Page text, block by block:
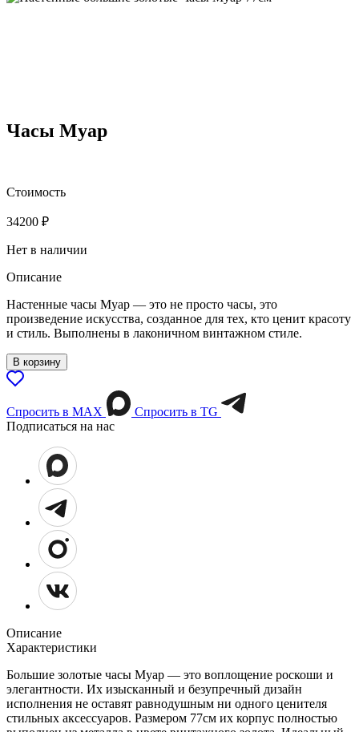
Часы Муар
Стоимость
34200 ₽
Нет в наличии
Описание
Настенные часы Муар — это не просто часы, это
произведение искусства, созданное для тех, кто ценит красоту
и стиль. Выполнены в лаконичном винтажном стиле.
В корзину
Спросить в МАХ
Спросить в TG
Подписаться на нас
Описание
Характеристики
Большие золотые часы Муар — это воплощение роскоши и
элегантности. Их изысканный и безупречный дизайн
исполнения не оставят равнодушным ни одного ценителя
стильных аксессуаров. Размером 77см их корпус полностью